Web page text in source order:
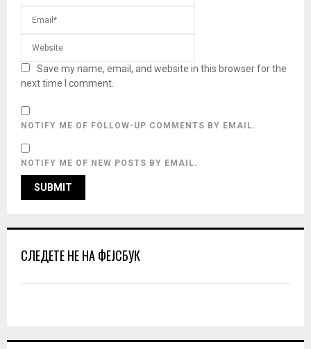
Save my name, email, and website in this browser for the
next time I comment.
NOTIFY ME OF FOLLOW-UP COMMENTS BY EMAIL.
NOTIFY ME OF NEW POSTS BY EMAIL.
СЛЕДЕТЕ НЕ НА ФЕЈСБУК